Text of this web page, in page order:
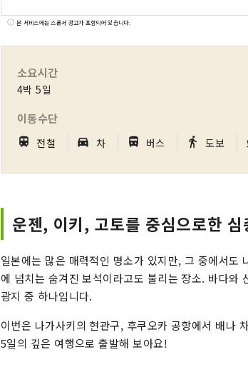
본 서비스에는 스폰서 광고가 포함되어 있습니다.
소요시간
4박 5일
이동수단
train 전철 ｜ directions_car_filled 차 ｜ directions_bus_filled 버스 ｜ directions_walk 도보 ｜
운젠, 이키, 고토를 중심으로한 심
일본에는 많은 매력적인 명소가 있지만, 그 중에서도
에 넘치는 숨겨진 보석이라고도 불리는 장소. 바다와
광지 중 하나입니다.
이번은 나가사키의 현관구, 후쿠오카 공항에서 배나
5일의 깊은 여행으로 출발해 보아요!